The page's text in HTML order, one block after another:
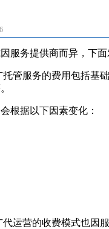
服务提供商而异，下
管服务的费用包括基
根据以下因素变化：
运营的收费模式也因